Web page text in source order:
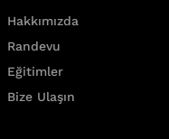
Hakkımızda
Randevu
Eğitimler
Bize Ulaşın